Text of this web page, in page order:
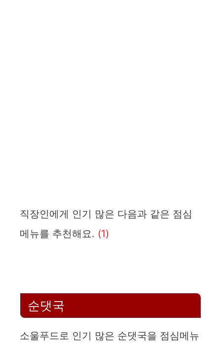
직장인에게 인기 많은 다음과 같은 점심
메뉴를 추천해요. (1)
순댓국
소울푸드로 인기 많은 순댓국을 점심메뉴